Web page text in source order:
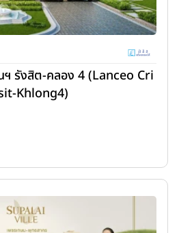
ฯ รังสิต-คลอง 4 (Lanceo Cri
Khlong4)